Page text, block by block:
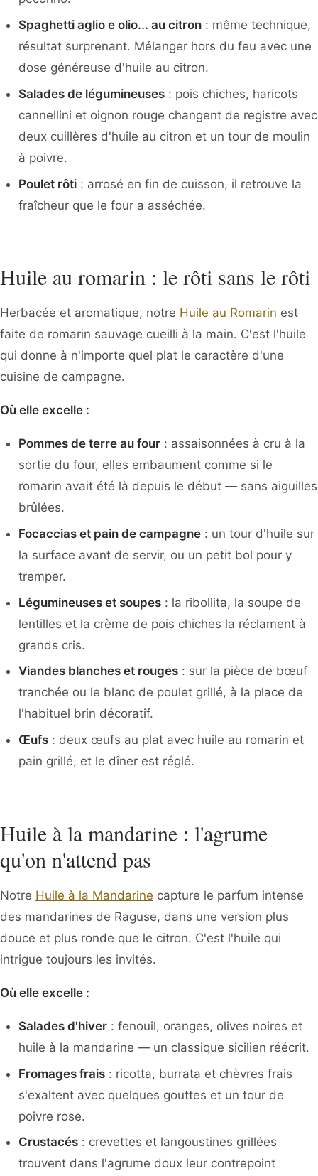
Spaghetti aglio e olio... au citron: même technique,
résultat surprenant. Mélanger hors du feu avec une
dose généreuse d'huile au citron.
Salades de légumineuses: pois chiches, haricots
cannellini et oignon rouge changent de registre avec
deux cuillères d'huile au citron et un tour de moulin
à poivre.
Poulet rôti: arrosé en fin de cuisson, il retrouve la
fraîcheur que le four a asséchée.
Huile au romarin : le rôti sans le rôti
Herbacée et aromatique, notre Huile au Romarin est
faite de romarin sauvage cueilli à la main. C'est l'huile
qui donne à n'importe quel plat le caractère d'une
cuisine de campagne.
Où elle excelle :
Pommes de terre au four: assaisonnées à cru à la
sortie du four, elles embaument comme si le
romarin avait été là depuis le début — sans aiguilles
brûlées.
Focaccias et pain de campagne: un tour d'huile sur
la surface avant de servir, ou un petit bol pour y
tremper.
Légumineuses et soupes: la ribollita, la soupe de
lentilles et la crème de pois chiches la réclament à
grands cris.
Viandes blanches et rouges: sur la pièce de bœuf
tranchée ou le blanc de poulet grillé, à la place de
l'habituel brin décoratif.
Œufs: deux œufs au plat avec huile au romarin et
pain grillé, et le dîner est réglé.
Huile à la mandarine : l'agrume
qu'on n'attend pas
Notre Huile à la Mandarine capture le parfum intense
des mandarines de Raguse, dans une version plus
douce et plus ronde que le citron. C'est l'huile qui
intrigue toujours les invités.
Où elle excelle :
Salades d'hiver: fenouil, oranges, olives noires et
huile à la mandarine — un classique sicilien réécrit.
Fromages frais: ricotta, burrata et chèvres frais
s'exaltent avec quelques gouttes et un tour de
poivre rose.
Crustacés: crevettes et langoustines grillées
trouvent dans l'agrume doux leur contrepoint